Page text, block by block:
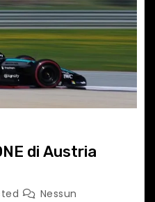
di Austria
Nessun